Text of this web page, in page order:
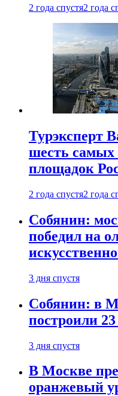
2 года спустя2 года
Турэксперт
шесть самых
площадок
2 года спустя2 года
Собянин:
победил на
3 дня спустя
Собянин: в
построили
3 дня спустя
В Москве
оранжевый